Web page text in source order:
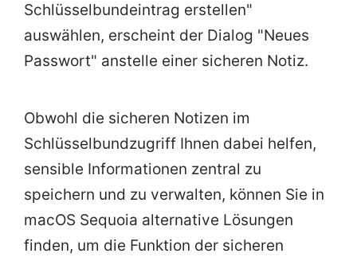
Schlüsselbundeintrag erstellen"
auswählen, erscheint der Dialog "Neues
Passwort" anstelle einer sicheren Notiz.
Obwohl die sicheren Notizen im
Schlüsselbundzugriff Ihnen dabei helfen,
sensible Informationen zentral zu
speichern und zu verwalten, können Sie in
macOS Sequoia alternative Lösungen
finden, um die Funktion der sicheren